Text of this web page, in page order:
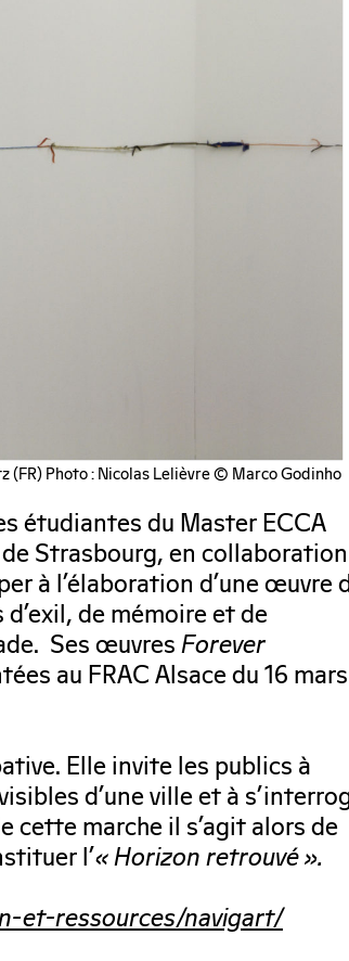
(FR) Photo : Nicolas Lelièvre © Marco Godinho
étudiantes du Master ECCA
Strasbourg, en collaboration
à l’élaboration d’une œuvre
de mémoire et de
Ses œuvresForever
au FRAC Alsace du 16
Elle invite les publics à
d’une ville et à
cette marche il s’agit alors de
l’« Horizon retrouvé ».
et-ressources/navigart/